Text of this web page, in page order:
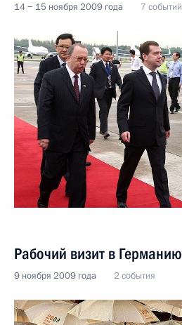
14 − 15 ноября 2009 года 7 событий
Рабочий визит в Германию
9 ноября 2009 года 2 события